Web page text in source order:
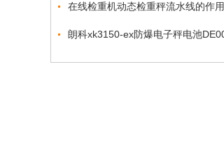
在线检重机动态检重秤流水线的作用